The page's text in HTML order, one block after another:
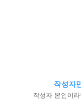
작성자
작성자 본인이